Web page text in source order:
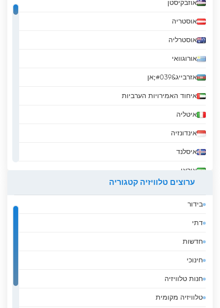
אוזבקיסטן
אוסטריה
אוסטרליה
אורוגוואי
אזרבייג&#039;אן
איחוד האמירויות הערביות
איטליה
אינדונזיה
איסלנד
איראן
אל סלבדור
אלבניה
אלג&#039;יריה
אנגולה
אנדורה
אסטוניה
ערוצים טלוויזיה קטגוריה
בידור
דתי
חדשות
חינוכי
חנות טלוויזיה
טלוויזיה מקומית